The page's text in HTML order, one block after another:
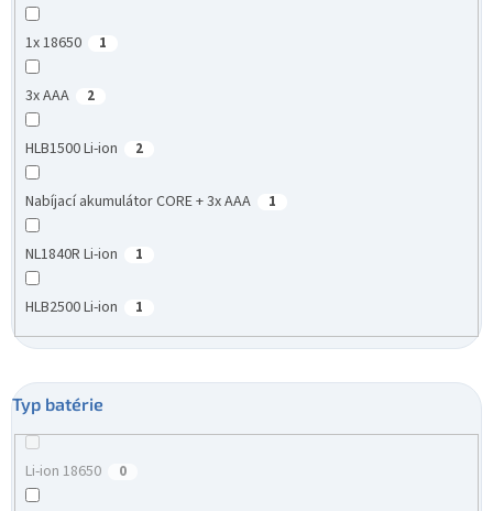
1x 18650 1
3x AAA 2
HLB1500 Li-ion 2
Nabíjací akumulátor CORE + 3x AAA 1
NL1840R Li-ion 1
HLB2500 Li-ion 1
Typ batérie
Li-ion 18650 0